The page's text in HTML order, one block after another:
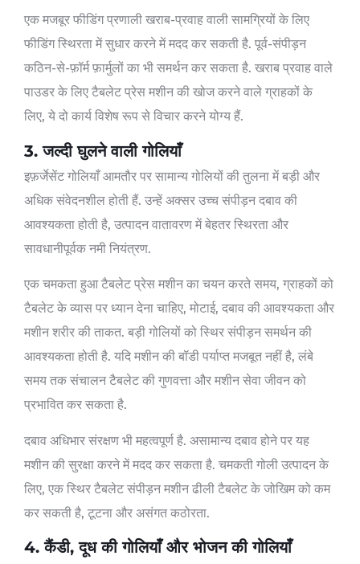
एक मजबूर फीडिंग प्रणाली खराब-प्रवाह वाली सामग्रियों के लिए
फीडिंग स्थिरता में सुधार करने में मदद कर सकती है. पूर्व-संपीड़न
कठिन-से-फ़ॉर्म फ़ार्मुलों का भी समर्थन कर सकता है. खराब प्रवाह वाले
पाउडर के लिए टैबलेट प्रेस मशीन की खोज करने वाले ग्राहकों के
लिए, ये दो कार्य विशेष रूप से विचार करने योग्य हैं.
3. जल्दी घुलने वाली गोलियाँ
इफ़र्जेसेंट गोलियाँ आमतौर पर सामान्य गोलियों की तुलना में बड़ी और
अधिक संवेदनशील होती हैं. उन्हें अक्सर उच्च संपीड़न दबाव की
आवश्यकता होती है, उत्पादन वातावरण में बेहतर स्थिरता और
सावधानीपूर्वक नमी नियंत्रण.
एक चमकता हुआ टैबलेट प्रेस मशीन का चयन करते समय, ग्राहकों को
टैबलेट के व्यास पर ध्यान देना चाहिए, मोटाई, दबाव की आवश्यकता और
मशीन शरीर की ताकत. बड़ी गोलियों को स्थिर संपीड़न समर्थन की
आवश्यकता होती है. यदि मशीन की बॉडी पर्याप्त मजबूत नहीं है, लंबे
समय तक संचालन टैबलेट की गुणवत्ता और मशीन सेवा जीवन को
प्रभावित कर सकता है.
दबाव अधिभार संरक्षण भी महत्वपूर्ण है. असामान्य दबाव होने पर यह
मशीन की सुरक्षा करने में मदद कर सकता है. चमकती गोली उत्पादन के
लिए, एक स्थिर टैबलेट संपीड़न मशीन ढीली टैबलेट के जोखिम को कम
कर सकती है, टूटना और असंगत कठोरता.
4. कैंडी, दूध की गोलियाँ और भोजन की गोलियाँ